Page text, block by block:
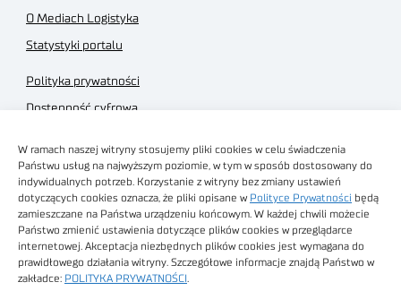
W ramach naszej witryny stosujemy pliki cookies w celu świadczenia
Państwu usług na najwyższym poziomie, w tym w sposób dostosowany do
indywidualnych potrzeb. Korzystanie z witryny bez zmiany ustawień
dotyczących cookies oznacza, że pliki opisane w Polityce Prywatności będą
zamieszczane na Państwa urządzeniu końcowym. W każdej chwili możecie
Państwo zmienić ustawienia dotyczące plików cookies w przeglądarce
internetowej. Akceptacja niezbędnych plików cookies jest wymagana do
prawidłowego działania witryny. Szczegółowe informacje znajdą Państwo w
zakładce: POLITYKA PRYWATNOŚCI
O Mediach Logistyka
Statystyki portalu
Polityka prywatności
Dostępność cyfrowa
Regulamin sklepu
Obrazy stockowe
autorstwa